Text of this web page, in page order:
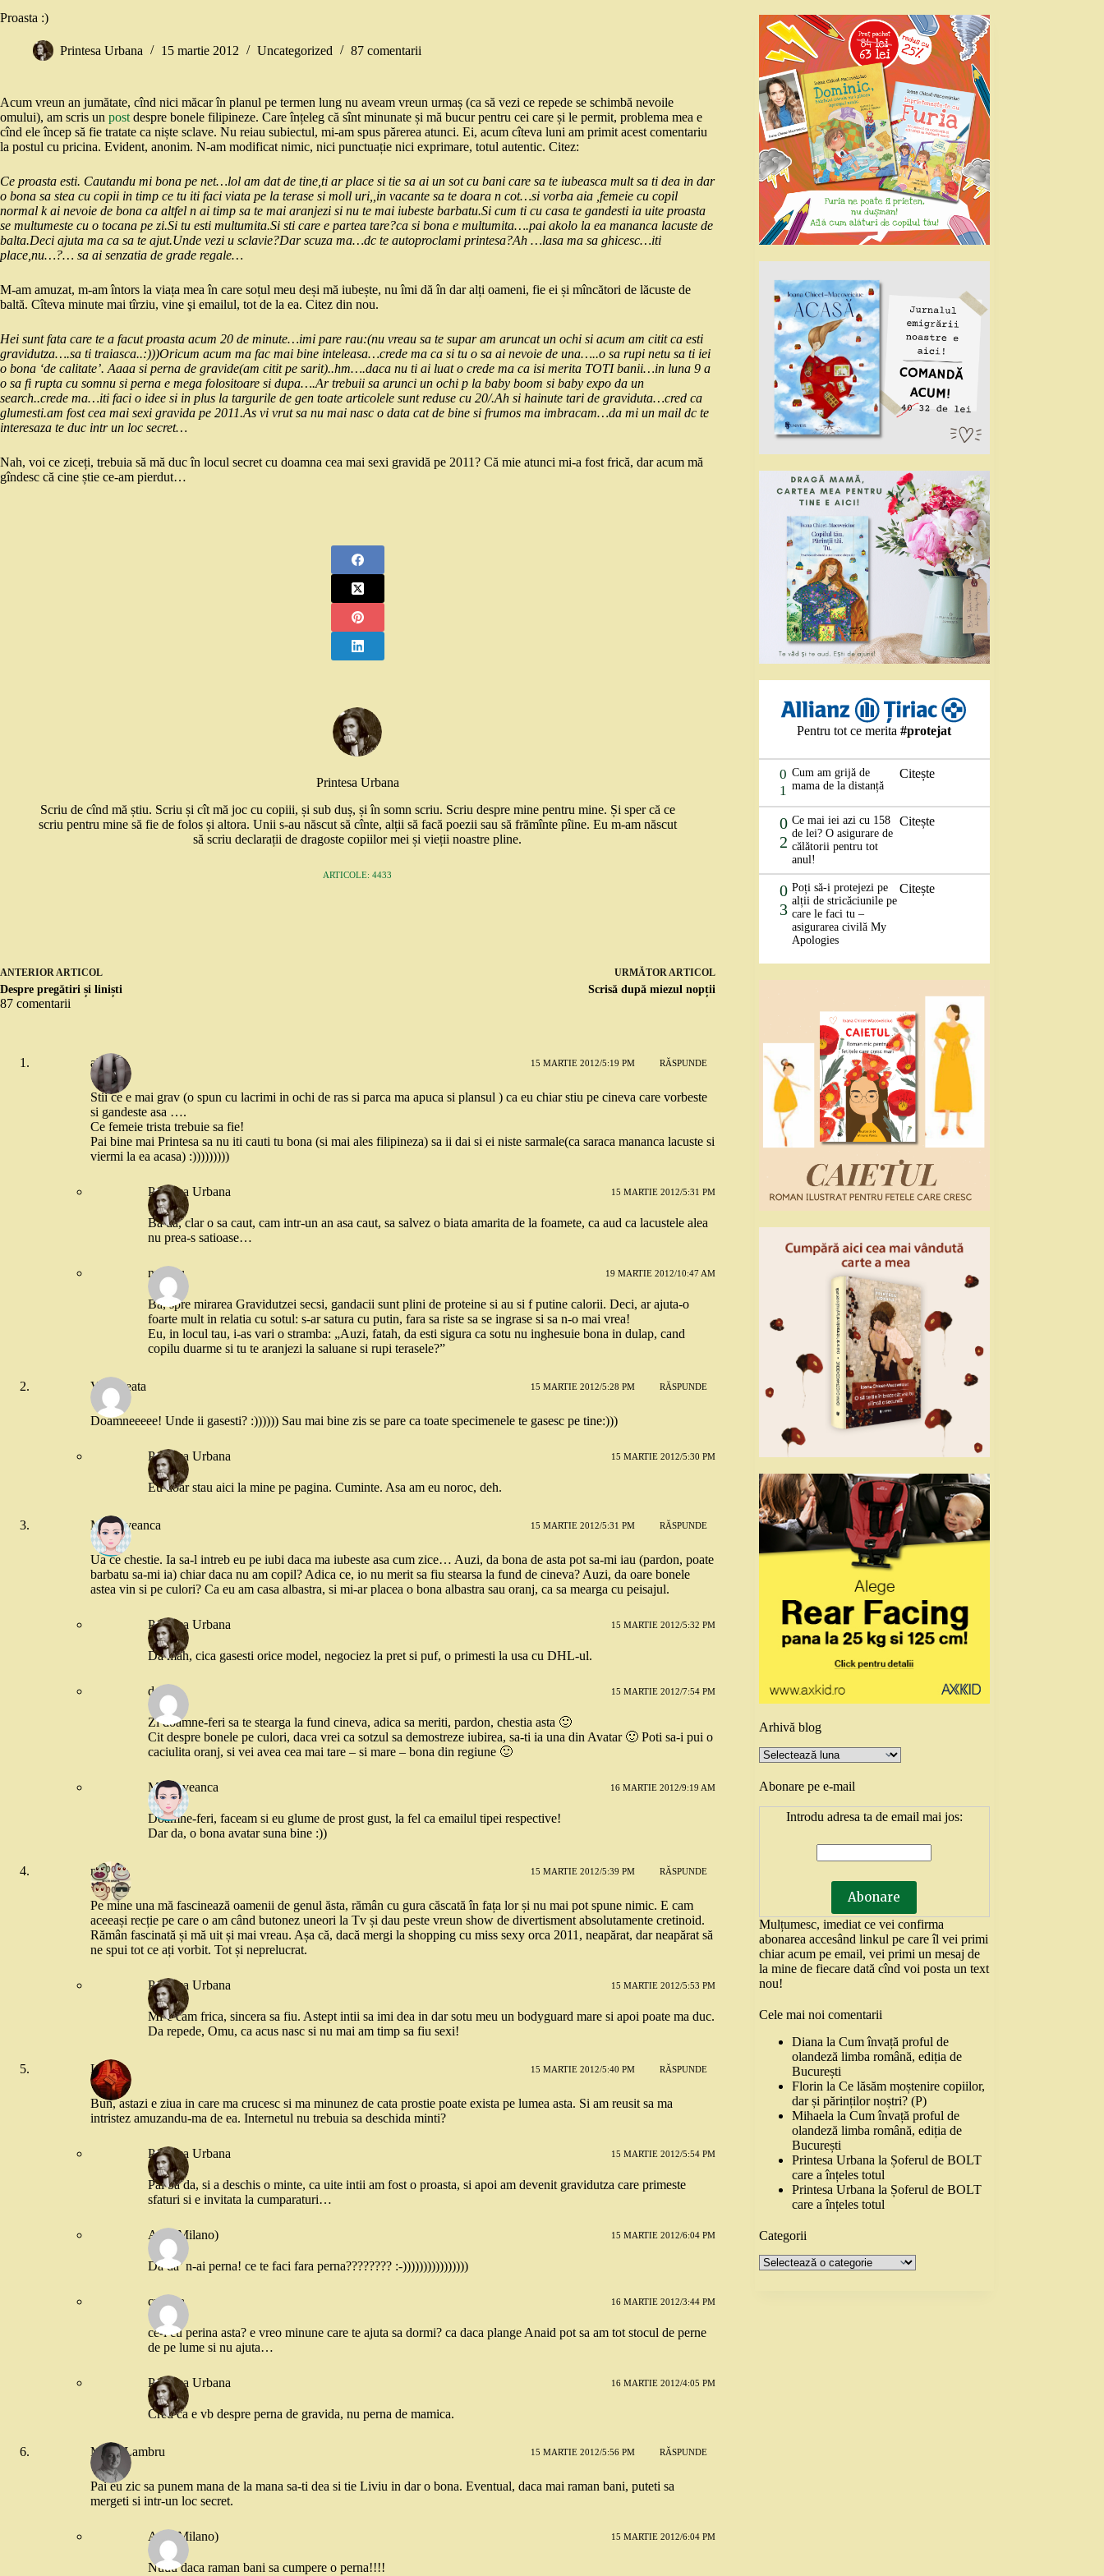
Proasta :)
Printesa Urbana 15 martie 2012 Uncategorized 87 comentarii
Acum vreun an jumătate, cînd nici măcar în planul pe termen lung nu aveam vreun urmaș (ca să vezi ce repede se schimbă nevoile
omului), am scris un post despre bonele filipineze. Care înțeleg că sînt minunate și mă bucur pentru cei care și le permit, problema mea e
cînd ele încep să fie tratate ca niște sclave. Nu reiau subiectul, mi-am spus părerea atunci. Ei, acum cîteva luni am primit acest comentariu
la postul cu pricina. Evident, anonim. N-am modificat nimic, nici punctuație nici exprimare, totul autentic. Citez:
Ce proasta esti. Cautandu mi bona pe net…lol am dat de tine,ti ar place si tie sa ai un sot cu bani care sa te iubeasca mult sa ti dea in dar
o bona sa stea cu copii in timp ce tu iti faci viata pe la terase si moll uri,,in vacante sa te doara n cot…si vorba aia ,femeie cu copil
normal k ai nevoie de bona ca altfel n ai timp sa te mai aranjezi si nu te mai iubeste barbatu.Si cum ti cu casa te gandesti ia uite proasta
se multumeste cu o tocana pe zi.Si tu esti multumita.Si sti care e partea tare?ca si bona e multumita….pai akolo la ea mananca lacuste de
balta.Deci ajuta ma ca sa te ajut.Unde vezi u sclavie?Dar scuza ma…dc te autoproclami printesa?Ah …lasa ma sa ghicesc…iti
place,nu…?… sa ai senzatia de grade regale…
M-am amuzat, m-am întors la viața mea în care soțul meu deși mă iubește, nu îmi dă în dar alți oameni, fie ei și mîncători de lăcuste de
baltă. Cîteva minute mai tîrziu, vine şi emailul, tot de la ea. Citez din nou.
Hei sunt fata care te a facut proasta acum 20 de minute…imi pare rau:(nu vreau sa te supar am aruncat un ochi si acum am citit ca esti
gravidutza….sa ti traiasca..:)))Oricum acum ma fac mai bine inteleasa…crede ma ca si tu o sa ai nevoie de una…..o sa rupi netu sa ti iei
o bona ‘de calitate’. Aaaa si perna de gravide(am citit pe sarit)..hm….daca nu ti ai luat o crede ma ca isi merita TOTI banii…in luna 9 a
o sa fi rupta cu somnu si perna e mega folositoare si dupa….Ar trebuii sa arunci un ochi p la baby boom si baby expo da un
search..crede ma…iti faci o idee si in plus la targurile de gen toate articolele sunt reduse cu 20/.Ah si hainute tari de graviduta…cred ca
glumesti.am fost cea mai sexi gravida pe 2011.As vi vrut sa nu mai nasc o data cat de bine si frumos ma imbracam…da mi un mail dc te
interesaza te duc intr un loc secret…
Nah, voi ce ziceți, trebuia să mă duc în locul secret cu doamna cea mai sexi gravidă pe 2011? Că mie atunci mi-a fost frică, dar acum mă
gîndesc că cine știe ce-am pierdut…
Printesa Urbana
Scriu de cînd mă știu. Scriu și cît mă joc cu copiii, și sub duș, și în somn scriu. Scriu despre mine pentru mine. Și sper că ce
scriu pentru mine să fie de folos și altora. Unii s-au născut să cînte, alții să facă poezii sau să frămînte pîine. Eu m-am născut
să scriu declarații de dragoste copiilor mei și vieții noastre pline.
ARTICOLE: 4433
ANTERIOR ARTICOL
Despre pregătiri și liniști
URMĂTOR ARTICOL
Scrisă după miezul nopții
87 comentarii
alina 15 MARTIE 2012/5:19 PM RĂSPUNDE
Stii ce e mai grav (o spun cu lacrimi in ochi de ras si parca ma apuca si plansul ) ca eu chiar stiu pe cineva care vorbeste
si gandeste asa ….
Ce femeie trista trebuie sa fie!
Pai bine mai Printesa sa nu iti cauti tu bona (si mai ales filipineza) sa ii dai si ei niste sarmale(ca saraca mananca lacuste si
viermi la ea acasa) :)))))))))
Printesa Urbana 15 MARTIE 2012/5:31 PM
Ba da, clar o sa caut, cam intr-un an asa caut, sa salvez o biata amarita de la foamete, ca aud ca lacustele alea
nu prea-s satioase…
nuschu 19 MARTIE 2012/10:47 AM
Ba, spre mirarea Gravidutzei secsi, gandacii sunt plini de proteine si au si f putine calorii. Deci, ar ajuta-o
foarte mult in relatia cu sotul: s-ar satura cu putin, fara sa riste sa se ingrase si sa n-o mai vrea!
Eu, in locul tau, i-as vari o stramba: „Auzi, fatah, da esti sigura ca sotu nu inghesuie bona in dulap, cand
copilu duarme si tu te aranjezi la saluane si rupi terasele?”
Vorbareata 15 MARTIE 2012/5:28 PM RĂSPUNDE
Doamneeeee! Unde ii gasesti? :)))))) Sau mai bine zis se pare ca toate specimenele te gasesc pe tine:)))
Printesa Urbana 15 MARTIE 2012/5:30 PM
Eu doar stau aici la mine pe pagina. Cuminte. Asa am eu noroc, deh.
Moldoveanca 15 MARTIE 2012/5:31 PM RĂSPUNDE
Ua ce chestie. Ia sa-l intreb eu pe iubi daca ma iubeste asa cum zice… Auzi, da bona de asta pot sa-mi iau (pardon, poate
barbatu sa-mi ia) chiar daca nu am copil? Adica ce, io nu merit sa fiu stearsa la fund de cineva? Auzi, da oare bonele
astea vin si pe culori? Ca eu am casa albastra, si mi-ar placea o bona albastra sau oranj, ca sa mearga cu peisajul.
Printesa Urbana 15 MARTIE 2012/5:32 PM
Da mah, cica gasesti orice model, negociez la pret si puf, o primesti la usa cu DHL-ul.
doina 15 MARTIE 2012/7:54 PM
Zi doamne-feri sa te stearga la fund cineva, adica sa meriti, pardon, chestia asta 🙂
Cit despre bonele pe culori, daca vrei ca sotzul sa demostreze iubirea, sa-ti ia una din Avatar 🙂 Poti sa-i pui o
caciulita oranj, si vei avea cea mai tare – si mare – bona din regiune 🙂
Moldoveanca 16 MARTIE 2012/9:19 AM
Doamne-feri, faceam si eu glume de prost gust, la fel ca emailul tipei respective!
Dar da, o bona avatar suna bine :))
mara 15 MARTIE 2012/5:39 PM RĂSPUNDE
Pe mine una mă fascinează oamenii de genul ăsta, rămân cu gura căscată în fața lor și nu mai pot spune nimic. E cam
aceeași recție pe care o am când butonez uneori la Tv și dau peste vreun show de divertisment absolutamente cretinoid.
Rămân fascinată și mă uit și mai vreau. Așa că, dacă mergi la shopping cu miss sexy orca 2011, neapărat, dar neapărat să
ne spui tot ce ați vorbit. Tot și neprelucrat.
Printesa Urbana 15 MARTIE 2012/5:53 PM
Mi-e cam frica, sincera sa fiu. Astept intii sa imi dea in dar sotu meu un bodyguard mare si apoi poate ma duc.
Da repede, Omu, ca acus nasc si nu mai am timp sa fiu sexi!
Liana 15 MARTIE 2012/5:40 PM RĂSPUNDE
Bun, astazi e ziua in care ma crucesc si ma minunez de cata prostie poate exista pe lumea asta. Si am reusit sa ma
intristez amuzandu-ma de ea. Internetul nu trebuia sa deschida minti?
Printesa Urbana 15 MARTIE 2012/5:54 PM
Pai ba da, si a deschis o minte, ca uite intii am fost o proasta, si apoi am devenit gravidutza care primeste
sfaturi si e invitata la cumparaturi…
Ana (Milano) 15 MARTIE 2012/6:04 PM
Da da’ n-ai perna! ce te faci fara perna???????? :-))))))))))))))))
cristina 16 MARTIE 2012/3:44 PM
ce-i cu perina asta? e vreo minune care te ajuta sa dormi? ca daca plange Anaid pot sa am tot stocul de perne
de pe lume si nu ajuta…
Printesa Urbana 16 MARTIE 2012/4:05 PM
Cred ca e vb despre perna de gravida, nu perna de mamica.
Mihai Lambru 15 MARTIE 2012/5:56 PM RĂSPUNDE
Pai eu zic sa punem mana de la mana sa-ti dea si tie Liviu in dar o bona. Eventual, daca mai raman bani, puteti sa
mergeti si intr-un loc secret.
Ana (Milano) 15 MARTIE 2012/6:04 PM
Nuuu daca raman bani sa cumpere o perna!!!!
Pentru tot ce merita#protejat
0
1
Cum am grijă de
mama de la distanță
Citește
0
2
Ce mai iei azi cu 158
de lei? O asigurare de
călătorii pentru tot
anul!
Citește
0
3
Poți să-i protejezi pe
alții de stricăciunile pe
care le faci tu –
asigurarea civilă My
Apologies
Citește
Arhivă blog
Arhivă
blog
Abonare pe e-mail
Introdu adresa ta de email mai jos:
Mulțumesc, imediat ce vei confirma
abonarea accesând linkul pe care îl vei primi
chiar acum pe email, vei primi un mesaj de
la mine de fiecare dată cînd voi posta un text
nou!
Cele mai noi comentarii
Diana laCum învață proful de
olandeză limba română, ediția de
București
Florin laCe lăsăm moștenire copiilor,
dar și părinților noștri? (P)
Mihaela laCum învață proful de
olandeză limba română, ediția de
București
Printesa Urbana la Șoferul de BOLT
care a înțeles totul
Printesa Urbana la Șoferul de BOLT
care a înțeles totul
Categorii
Categorii